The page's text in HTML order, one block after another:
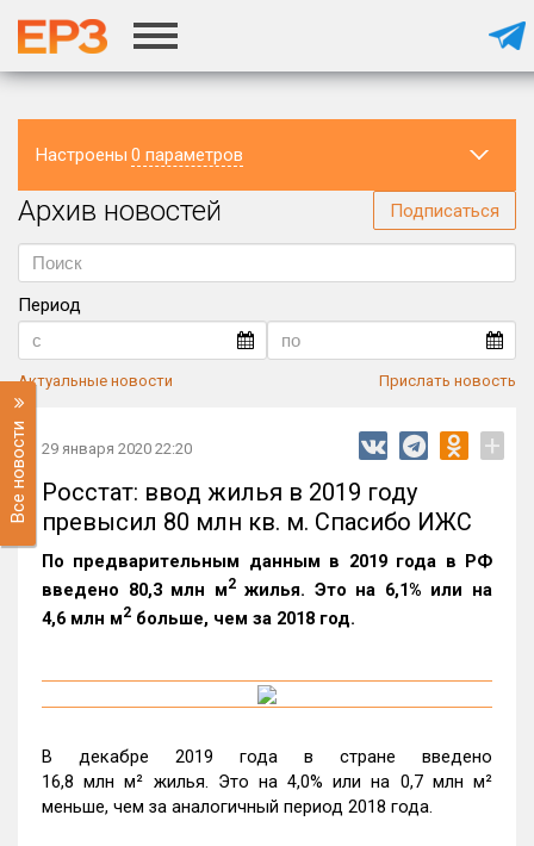
Настроены 0 параметров
Регион
Архив новостей Подписаться
Период
Актуальные новости Прислать новость
Все новости 29 января 2020 22:20 +
Росстат: ввод жилья в 2019 году
превысил 80 млн кв. м. Спасибо ИЖС
По предварительным данным в 2019 года в РФ
введено 80,3 млн м2жилья. Это на 6,1% или на
4,6 млн м2 больше, чем за 2018 год.
В декабре 2019 года в стране введено
16,8 млн м² жилья. Это на 4,0% или на 0,7 млн м²
меньше, чем за аналогичный период 2018 года.